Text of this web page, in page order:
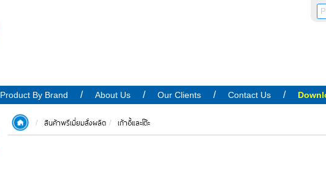
Product By Brand About Us Our Clients Contact Us
สินค้าพรีเมี่ยมสั่งผลิต เก้าอี้และโต๊ะ